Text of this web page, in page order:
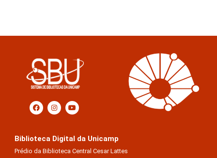
Biblioteca Digital da Unicamp
Prédio da Biblioteca Central Cesar Lattes